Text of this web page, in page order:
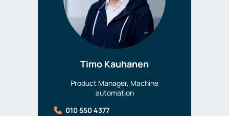
Timo Kauhanen
Product Manager, Machine
automation
010 550 4377